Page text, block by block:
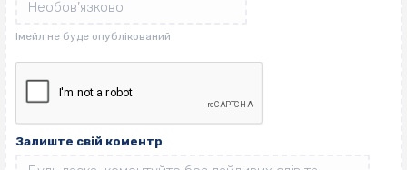
Залиште свій коментр